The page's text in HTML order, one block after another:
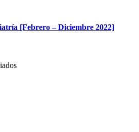
[Febrero – Diciembre 2022]